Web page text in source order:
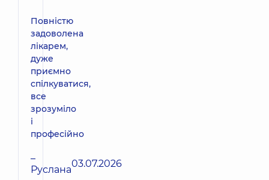
Повністю
задоволена
лікарем,
дуже
приємно
спілкуватися,
все
зрозуміло
і
професійно
–
Руслана03.07.2026